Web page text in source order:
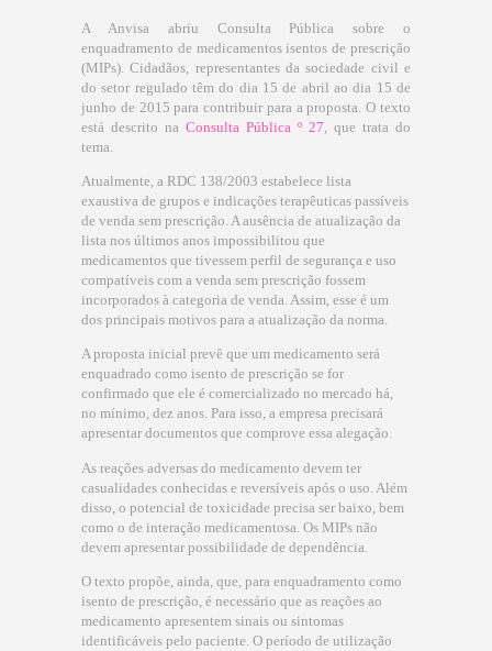
A Anvisa abriu Consulta Pública sobre o
enquadramento de medicamentos isentos de prescrição
(MIPs). Cidadãos, representantes da sociedade civil e
do setor regulado têm do dia 15 de abril ao dia 15 de
junho de 2015 para contribuir para a proposta. O texto
está descrito na Consulta Pública º 27
que trata do
tema.
Atualmente, a RDC 138/2003 estabelece lista
exaustiva de grupos e indicações terapêuticas passíveis
de venda sem prescrição. A ausência de atualização da
lista nos últimos anos impossibilitou que
medicamentos que tivessem perfil de segurança e uso
compatíveis com a venda sem prescrição fossem
incorporados à categoria de venda. Assim, esse é um
dos principais motivos para a atualização da norma.
A proposta inicial prevê que um medicamento será
enquadrado como isento de prescrição se for
confirmado que ele é comercializado no mercado há,
no mínimo, dez anos. Para isso, a empresa precisará
apresentar documentos que comprove essa alegação.
As reações adversas do medicamento devem ter
casualidades conhecidas e reversíveis após o uso. Além
disso, o potencial de toxicidade precisa ser baixo, bem
como o de interação medicamentosa. Os MIPs não
devem apresentar possibilidade de dependência.
O texto propõe, ainda, que, para enquadramento como
isento de prescrição, é necessário que as reações ao
medicamento apresentem sinais ou sintomas
identificáveis pelo paciente. O período de utilização